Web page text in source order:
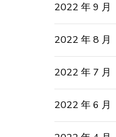
2022 年 9 月
2022 年 8 月
2022 年 7 月
2022 年 6 月